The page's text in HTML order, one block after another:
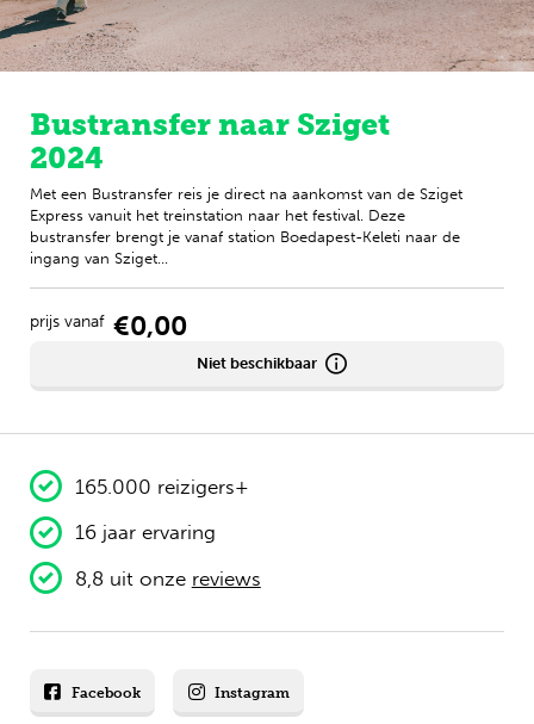
Bustransfer naar Sziget
2024
Met een Bustransfer reis je direct na aankomst van de Sziget
Express vanuit het treinstation naar het festival. Deze
bustransfer brengt je vanaf station Boedapest-Keleti naar de
ingang van Sziget...
prijs vanaf €0,00
Niet beschikbaar
165.000 reizigers+
16 jaar ervaring
8,8 uit onze reviews
Facebook Instagram